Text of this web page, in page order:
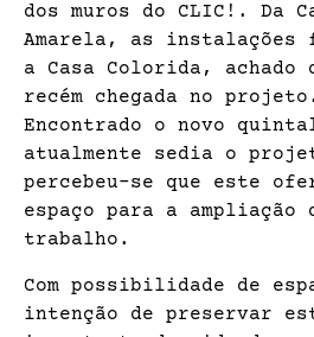
dos muros do CLIC!. Da
Amarela, as instalações
a Casa Colorida, achado
recém chegada no projeto.
Encontrado o novo
atualmente sedia o
percebeu-se que este
espaço para a ampliação
trabalho.
Com possibilidade de
intenção de preservar